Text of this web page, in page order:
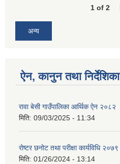
1 of 2
अन्य
ऐन, कानुन तथा निर्देशिका
रावा बेसी गाउँपालिका आर्थिक ऐन २०८२
मिति: 09/03/2025 - 11:34
रोष्टर छनोट तथा परीक्षा कार्यविधि २०७९
मिति: 01/26/2024 - 13:14